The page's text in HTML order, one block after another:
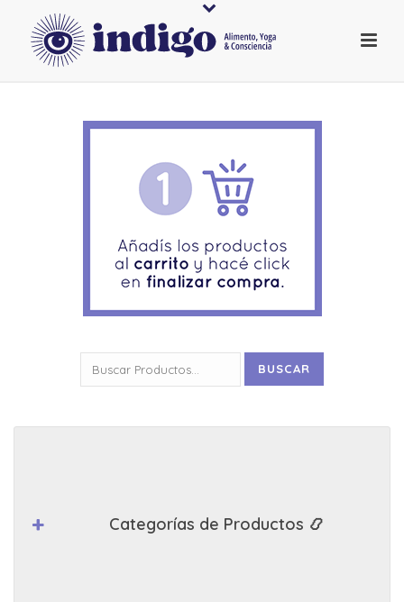
por:
BUSCAR
Categorías de Productos 📿